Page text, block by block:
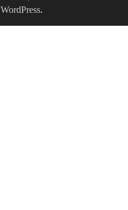
WordPress.